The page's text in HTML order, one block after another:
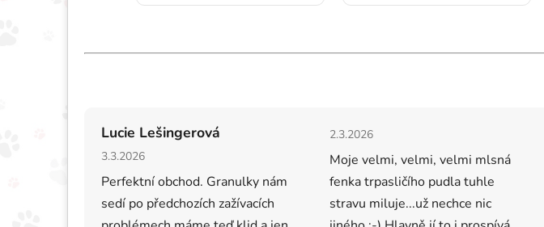
Lucie Lešingerová
Hodnocení obchodu je 5 z 5 hvězdiček.
3.3.2026
Perfektní obchod. Granulky nám
sedí po předchozích zažívacích
Hodnocení obchodu je 5 z 5 hvězdiček.
2.3.2026
Moje velmi, velmi, velmi mlsná
fenka trpasličího pudla tuhle
stravu miluje...už nechce nic